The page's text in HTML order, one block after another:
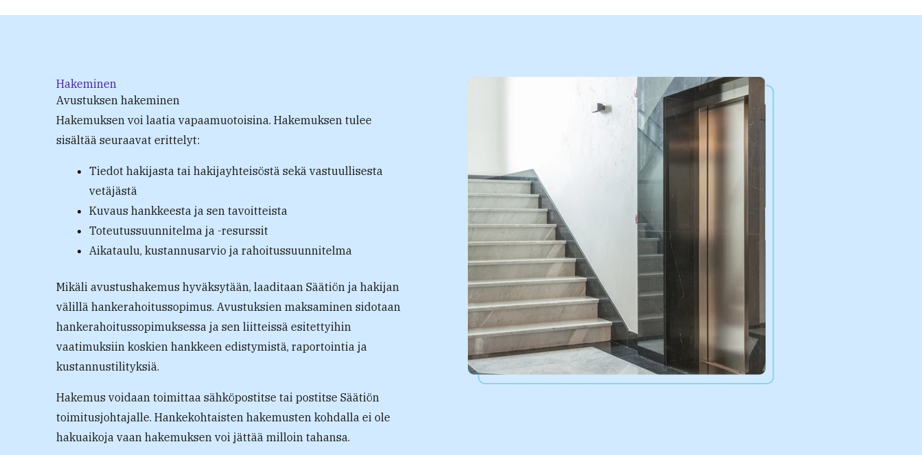
Hakeminen
Avustuksen hakeminen
Hakemuksen voi laatia vapaamuotoisina. Hakemuksen tulee
sisältää seuraavat erittelyt:
Tiedot hakijasta tai hakijayhteisöstä sekä vastuullisesta
vetäjästä
Kuvaus hankkeesta ja sen tavoitteista
Toteutussuunnitelma ja -resurssit
Aikataulu, kustannusarvio ja rahoitussuunnitelma
Mikäli avustushakemus hyväksytään, laaditaan Säätiön ja hakijan
välillä hankerahoitussopimus. Avustuksien maksaminen sidotaan
hankerahoitussopimuksessa ja sen liitteissä esitettyihin
vaatimuksiin koskien hankkeen edistymistä, raportointia ja
kustannustilityksiä.
Hakemus voidaan toimittaa sähköpostitse tai postitse Säätiön
toimitusjohtajalle. Hankekohtaisten hakemusten kohdalla ei ole
hakuaikoja vaan hakemuksen voi jättää milloin tahansa.